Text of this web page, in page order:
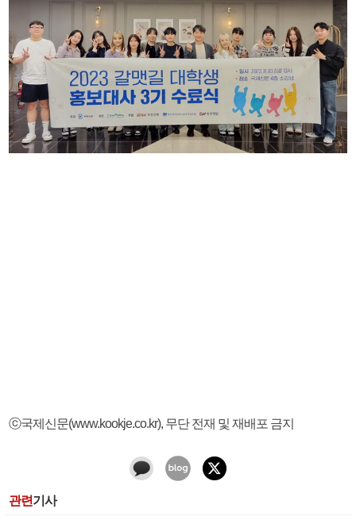
ⓒ국제신문(www.kookje.co.kr), 무단 전재 및 재배포 금지
관련기사